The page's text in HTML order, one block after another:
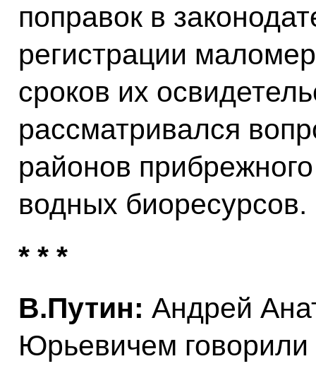
поправок в
регистрации
сроков их
рассматривался
районов
водных биоресурсов.
* * *
В.Путин: Андрей
Юрьевичем говорили